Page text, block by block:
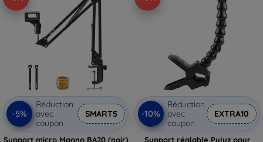
-5%
Réduction
avec
coupon
SMART5
Support micro Maono BA20 (noir)
-10%
Réduction
avec
coupon
EXTRA10
Support réglable Puluz pour